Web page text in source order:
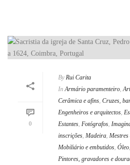
0
By Rui Carita
In Armário paramenteiro,
Cerâmica e afins, Cruzes,
Engenheiros e arquitectos,
Estantes, Fotógrafos,
inscrições, Madeira,
Mobiliário e embutidos, Óleo,
Pintores, gravadores e